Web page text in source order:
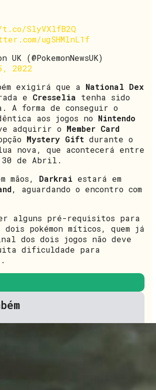
SlyVXlfB2Q
ugSHMlnL1f
UK (@PokemonNewsUK)
2022
exigirá que a National Dex
e Cresselia tenha sido
A forma de conseguir o
aos jogos no Nintendo
adquirir o Member Card
Mystery Gift durante o
nova, que acontecerá entre
de Abril.
mãos, Darkrai estará em
, aguardando o encontro com
alguns pré-requisitos para
dois pokémon míticos, quem já
dos dois jogos não deve
dificuldade para